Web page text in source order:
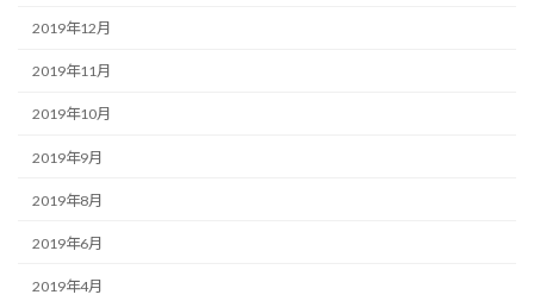
2019年12月
2019年11月
2019年10月
2019年9月
2019年8月
2019年6月
2019年4月